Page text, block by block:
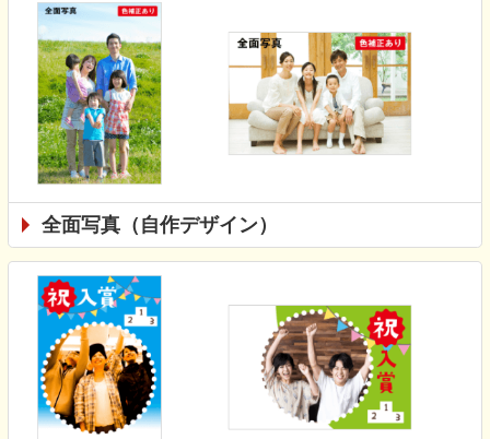
全面写真（自作デザイン）